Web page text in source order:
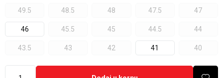
49.5 48.5 48 47.5 47
46 45.5 45 44.5 44
43.5 43 42 41 40